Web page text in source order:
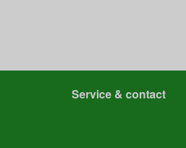
Service & contact